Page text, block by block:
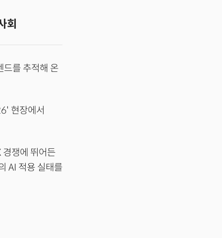
회
드를 추적해 온
현장에서
쟁에 뛰어든
AI 적용 실태를